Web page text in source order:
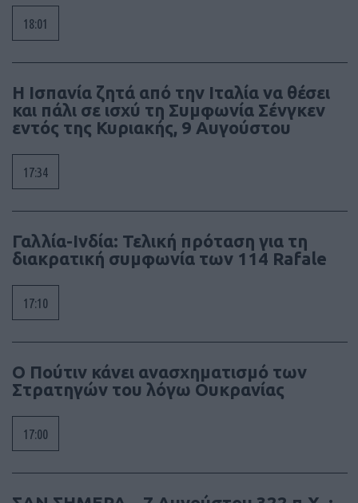
18:01
Η Ισπανία ζητά από την Ιταλία να θέσει
και πάλι σε ισχύ τη Συμφωνία Σένγκεν
εντός της Κυριακής, 9 Αυγούστου
17:34
Γαλλία-Ινδία: Τελική πρόταση για τη
διακρατική συμφωνία των 114 Rafale
17:10
Ο Πούτιν κάνει ανασχηματισμό των
Στρατηγών του λόγω Ουκρανίας
17:00